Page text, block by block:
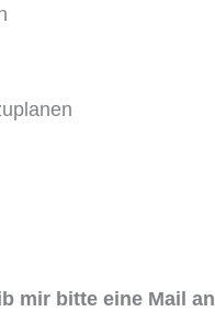
mir bitte eine Mail an